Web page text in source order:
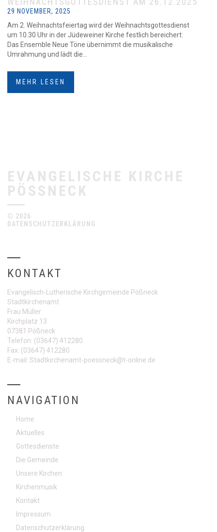
29 NOVEMBER, 2025
Am 2. Weihnachtsfeiertag wird der Weihnachtsgottesdienst
um 10.30 Uhr in der Jüdeweiner Kirche festlich bereichert:
Das Ensemble Neue Töne übernimmt die musikalische
Umrahmung und lädt die...
MEHR LESEN
EVANGELISCHE KIRCHE
PÖSSNECK
© 2026
DATENSCHUTZERKLÄRUNG
KONTAKT
Evangelisch-Lutherische Kirchgemeinde Pößneck
Stadtkirchenamt
Frau Müller
Kirchplatz 13
07381 Pößneck
Telefon: (03647) 412280
Fax: (03647) 412280
E-mail: Stadtkirchenamt-poessneck@t-online.de
NAVIGATION
Home
Aktuelles
Gottesdienste
Die Gemeinde
Unsere Kirchen
Kirchenmusik
Kontakt
Impressum
Datenschutzerklärung